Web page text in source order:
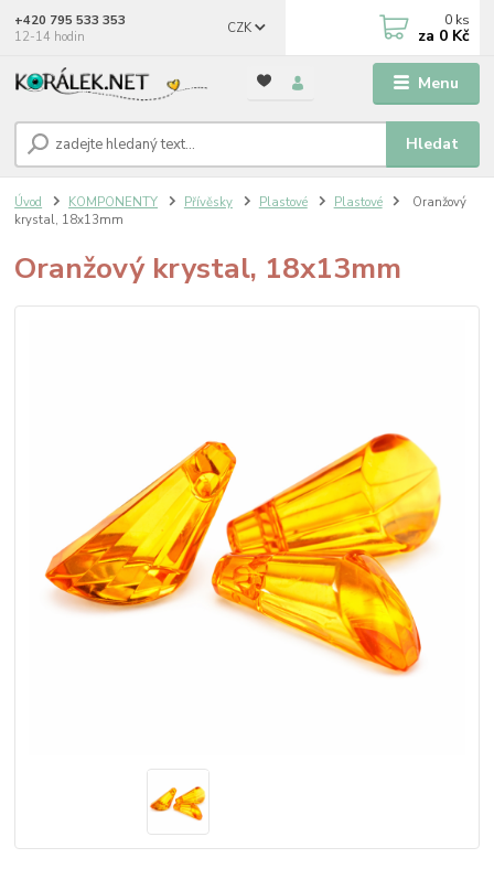
Menu
CZK
Hledat
+420 795 533 353
12-14 hodin
0 ks
za 0 Kč
Úvod KOMPONENTY Přívěsky Plastové Plastové
Oranžový
krystal, 18x13mm
Oranžový krystal, 18x13mm